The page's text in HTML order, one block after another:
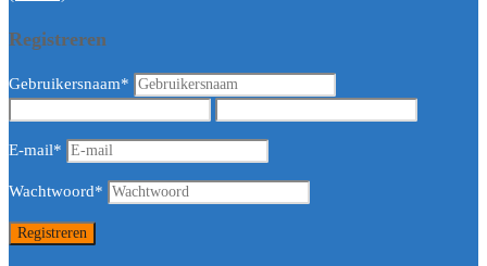
Registreren
Gebruikersnaam*
E-mail*
Wachtwoord*